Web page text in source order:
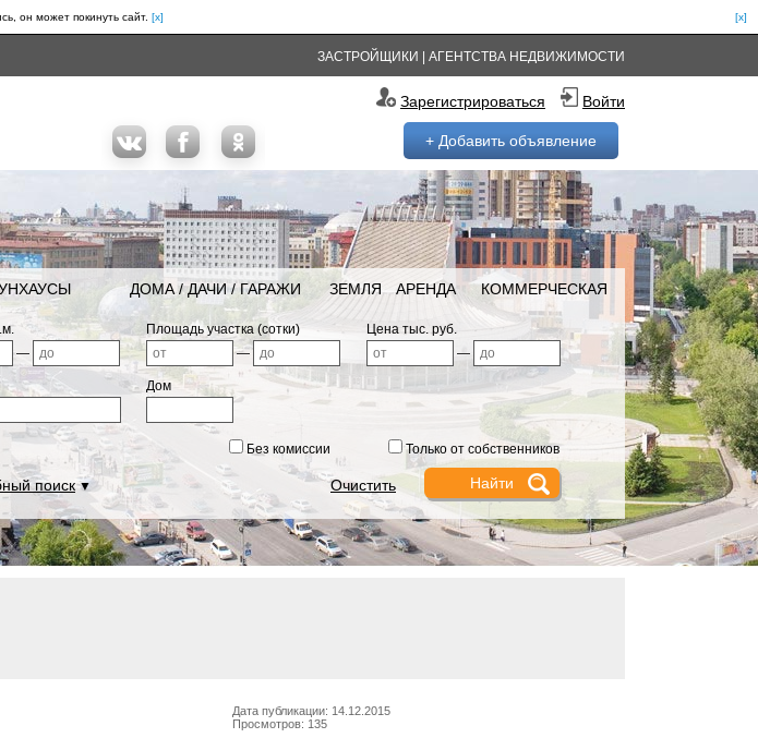
он может покинуть сайт. [x]
[x]
ЗАСТРОЙЩИКИ АГЕНТСТВА НЕДВИЖИМОСТИ
Зарегистрироваться Войти
+ Добавить объявление
ДОМА / ДАЧИ / ГАРАЖИ ЗЕМЛЯ АРЕНДА КОММЕРЧЕСКАЯ
—
Площадь участка (сотки)
—
Цена тыс. руб.
—
Дом
Без комиссии Только от собственников
поиск▼ Очистить
Дата публикации: 14.12.2015
Просмотров: 135